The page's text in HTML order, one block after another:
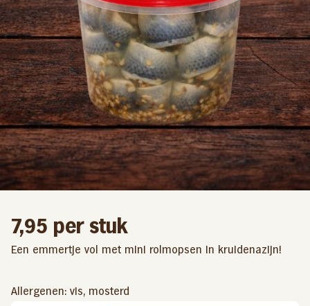
7,95 per stuk
Een emmertje vol met mini rolmopsen in kruidenazijn!
Allergenen: vis, mosterd